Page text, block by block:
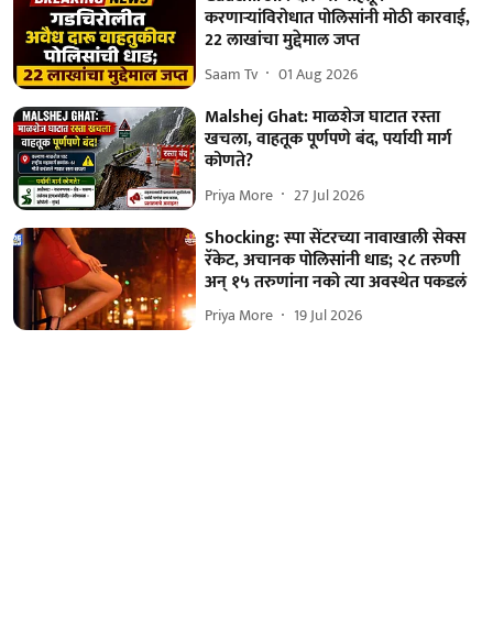
करणाऱ्यांविरोधात पोलिसांनी मोठी कारवाई,
22 लाखांचा मुद्देमाल जप्त
Saam Tv 01 Aug 2026
Malshej Ghat: माळशेज घाटात रस्ता
खचला, वाहतूक पूर्णपणे बंद, पर्यायी मार्ग
कोणते?
Priya More 27 Jul 2026
Shocking: स्पा सेंटरच्या नावाखाली सेक्स
रॅकेट, अचानक पोलिसांनी धाड; २८ तरुणी
अन् १५ तरुणांना नको त्या अवस्थेत पकडलं
Priya More 19 Jul 2026